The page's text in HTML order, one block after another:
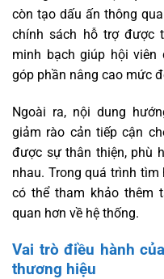
còn tạo dấu ấn thông
chính sách hỗ trợ được
minh bạch giúp hội
góp phần nâng cao mức
Ngoài ra, nội dung
giảm rào cản tiếp cận
được sự thân thiện, phù
nhau. Trong quá trình
có thể tham khảo thêm
quan hơn về hệ thống.
Vai trò điều hành
thương hiệu